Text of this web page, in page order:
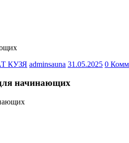
КУЗЯ adminsauna 31.05.2025 0
начинающих